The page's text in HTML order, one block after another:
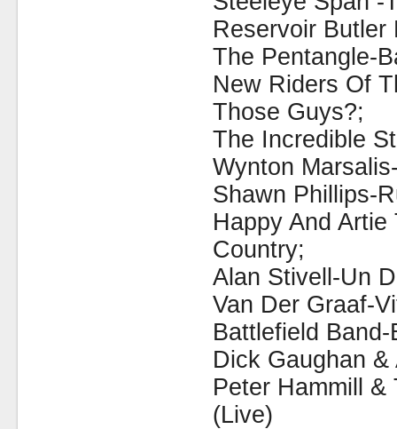
Reservoir Butler
The Pentangle-
New Riders Of
Those Guys?;
The Incredible
Wynton
Shawn Phillips-
Happy And
Country;
Alan Stivell-Un
Van Der Graaf-
Battlefield
Dick Gaughan
Peter Hammill &
(Live)